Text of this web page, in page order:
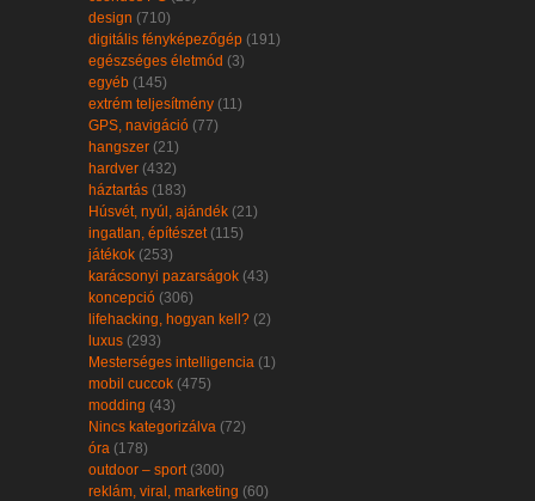
design (710)
digitális fényképezőgép (191)
egészséges életmód (3)
egyéb (145)
extrém teljesítmény (11)
GPS, navigáció (77)
hangszer (21)
hardver (432)
háztartás (183)
Húsvét, nyúl, ajándék (21)
ingatlan, építészet (115)
játékok (253)
karácsonyi pazarságok (43)
koncepció (306)
lifehacking, hogyan kell? (2)
luxus (293)
Mesterséges intelligencia (1)
mobil cuccok (475)
modding (43)
Nincs kategorizálva (72)
óra (178)
outdoor – sport (300)
reklám, viral, marketing (60)